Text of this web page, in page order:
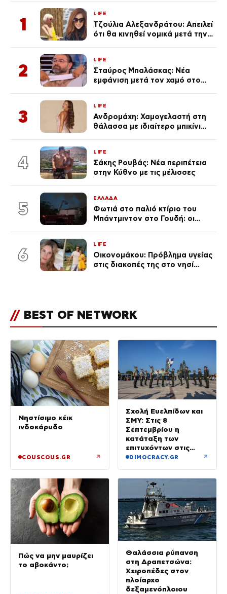
1
LIFE
Τζούλια Αλεξανδράτου: Απειλεί
ότι θα κινηθεί νομικά μετά την
2
LIFE
Σταύρος Μπαλάσκας: Νέα
εμφάνιση μετά τον χαμό στο
3
LIFE
Ανδρομάχη: Χαμογελαστή στη
θάλασσα με ιδιαίτερο μπικίνι
4
LIFE
Σάκης Ρουβάς: Νέα περιπέτεια
στην Κύθνο με τις μέλισσες
5
ΕΛΛΑΔΑ
Φωτιά στο παλιό κτίριο του
Μπάντμιντον στο Γουδή: οι
πλήθος ελλείψεων και σοβαρών
κενών»
6
LIFE
Οικονομάκου: Πρόβλημα υγείας
στις διακοπές της στο νησί
// BEST OF NETWORK
Νηστίσιμο κέικ
ινδοκάρυδο
COUSCOUS.GR ↗
Σχολή Ευελπίδων και
ΣΜΥ: Στις 8
Σεπτεμβρίου η
κατάταξη των
επιτυχόντων στις
Στρατιωτικές Σχολές
DIMOCRACY.GR ↗
Πώς να μην μαυρίζει
το αβοκάντο;
Θαλάσσια ρύπανση
στη Δραπετσώνα:
Χειροπέδες στον
πλοίαρχο
δεξαμενόπλοιου